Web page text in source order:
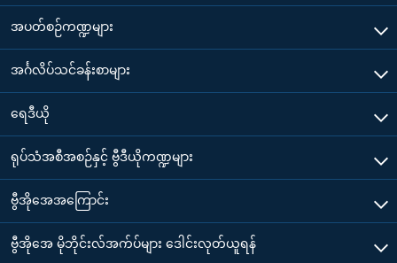
အပတ်စဉ်ကဏ္ဍများ
အင်္ဂလိပ်သင်ခန်းစာများ
ရေဒီယို
ရုပ်သံအစီအစဉ်နှင့် ဗွီဒီယိုကဏ္ဍများ
ဗွီအိုအေအကြောင်း
ဗွီအိုအေ မိုဘိုင်းလ်အက်ပ်များ ဒေါင်းလုတ်ယူရန်